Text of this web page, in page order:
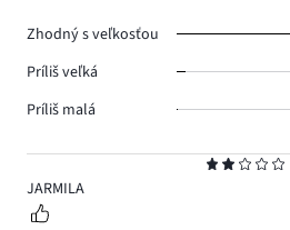
2
JARMILA
Zhodný s veľkosťou
Príliš veľká
Príliš malá